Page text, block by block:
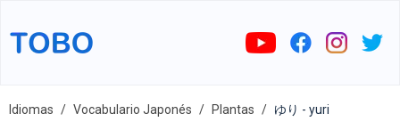
Idiomas Vocabulario Japonés Plantas ゆり - yuri